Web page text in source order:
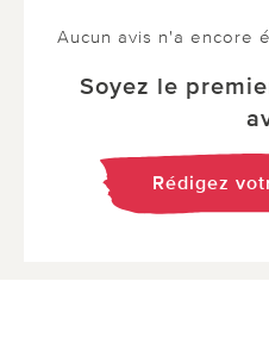
Aucun avis n'a encore
Soyez le
Rédigez